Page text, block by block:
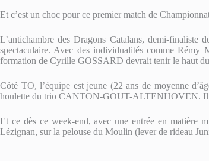
Et c’est un choc pour ce premier match de
L’antichambre des Dragons Catalans, demi-finaliste
spectaculaire. Avec des individualités comme
formation de Cyrille GOSSARD devrait tenir le haut du
Côté TO, l’équipe est jeune (22 ans de moyenne
houlette du trio CANTON-GOUT-ALTENHOVEN. Il
Et ce dès ce week-end, avec une entrée en matière
Lézignan, sur la pelouse du Moulin (lever de rideau